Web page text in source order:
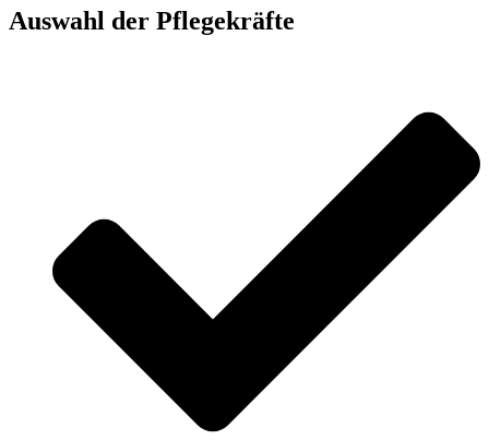
Auswahl der Pflegekräfte